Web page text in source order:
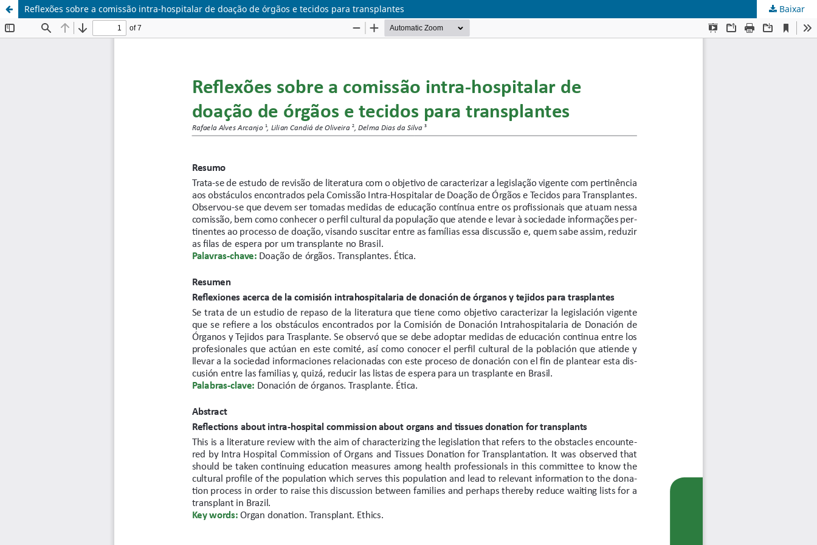
Reflexões sobre a comissão intra-hospitalar de doação de órgãos e tecidos para transplantes Baixar